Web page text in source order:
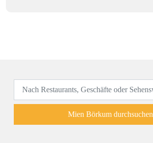
Mien Börkum durchsuchen